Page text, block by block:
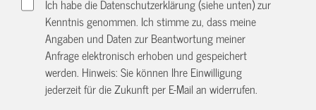
Ich habe die Datenschutzerklärung (siehe unten) zur
Kenntnis genommen. Ich stimme zu, dass meine
Angaben und Daten zur Beantwortung meiner
Anfrage elektronisch erhoben und gespeichert
werden. Hinweis: Sie können Ihre Einwilligung
jederzeit für die Zukunft per E-Mail anwiderrufen.